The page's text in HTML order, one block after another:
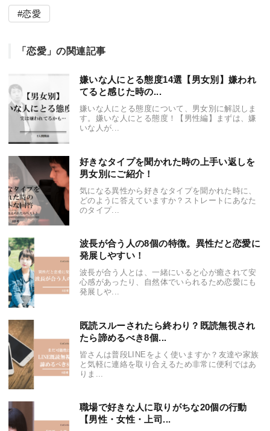
恋愛
「恋愛」の関連記事
嫌いな人にとる態度14選【男女別】嫌われ
てると感じた時の...
嫌いな人にとる態度について、男女別に解説しま
す。嫌いな人にとる態度！【男性編】まずは、嫌
いな人が...
好きなタイプを聞かれた時の上手い返しを
男女別にご紹介！
気になる異性から好きなタイプを聞かれた時に、
どのように答えていますか？ストレートにあなた
のタイプ...
波長が合う人の8個の特徴。異性だと恋愛に
発展しやすい！
波長が合う人とは、一緒にいると心が癒されて安
心感があったり、自然体でいられるため恋愛にも
発展しや...
既読スルーされたら終わり？既読無視され
たら諦めるべき8個...
皆さんは普段LINEをよく使いますか？友達や家族
と気軽に連絡を取り合えるため非常に便利ではあ
りま...
職場で好きな人に取りがちな20個の行動
【男性・女性・上司...